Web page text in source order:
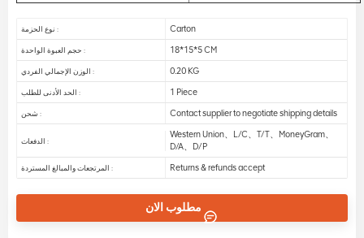
نوع الحزمة : Carton
حجم العبوة الواحدة : 18*15*5 CM
الوزن الإجمالي الفردي : 0.20 KG
الحد الأدنى للطلب : 1 Piece
شحن : Contact supplier to negotiate shipping details
الدفعات :
Western Union、L/C、T/T、MoneyGram、
D/A、D/P
المرتجعات والمبالغ المستردة : Returns & refunds accept
مطلوب الان